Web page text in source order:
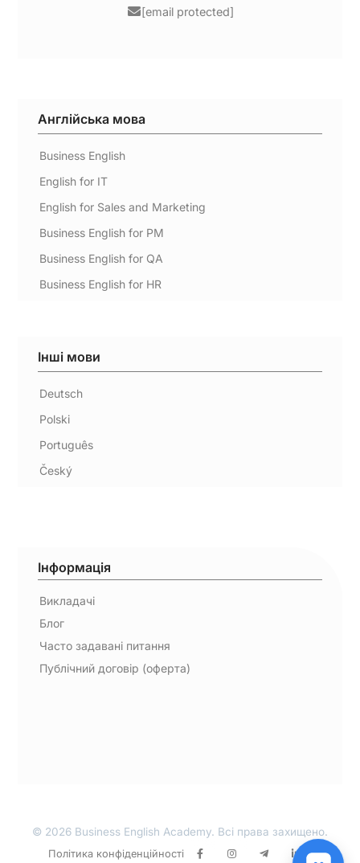
[email protected]
Англійська мова
Business English
English for IT
English for Sales and Marketing
Business English for PM
Business English for QA
Business English for HR
Інші мови
Deutsch
Polski
Português
Český
Інформація
Викладачі
Блог
Часто задавані питання
Публічний договір (оферта)
© 2026 Business English Academy. Всі права захищено.
Політика конфіденційності